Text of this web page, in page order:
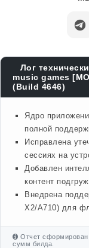
Лог
music games
(Build 4646)
Ядро
полной
Исправлена
сессиях на
Добавлен
контент
Внедрена
X2/A710) для
Отчет сформирован
сумм билда.